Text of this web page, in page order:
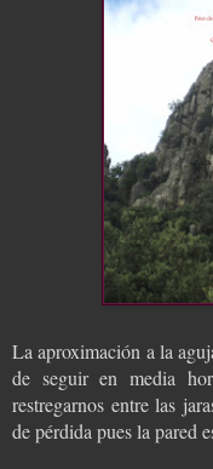
La aproximación a la
de seguir en media
restregarnos entre las
de pérdida pues la pared